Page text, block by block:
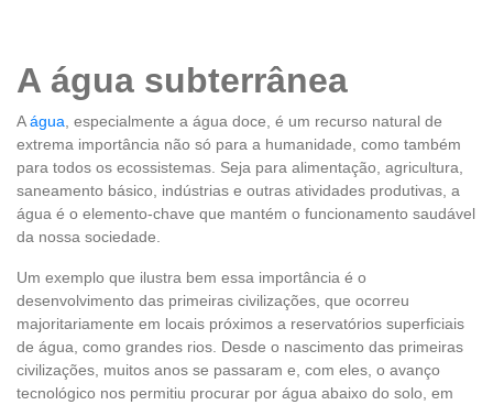
A água subterrânea
Aágua , especialmente a água doce, é um recurso natural de
extrema importância não só para a humanidade, como também
para todos os ecossistemas. Seja para alimentação, agricultura,
saneamento básico, indústrias e outras atividades produtivas, a
água é o elemento-chave que mantém o funcionamento saudável
da nossa sociedade.
Um exemplo que ilustra bem essa importância é o
desenvolvimento das primeiras civilizações, que ocorreu
majoritariamente em locais próximos a reservatórios superficiais
de água, como grandes rios. Desde o nascimento das primeiras
civilizações, muitos anos se passaram e, com eles, o avanço
tecnológico nos permitiu procurar por água abaixo do solo, em